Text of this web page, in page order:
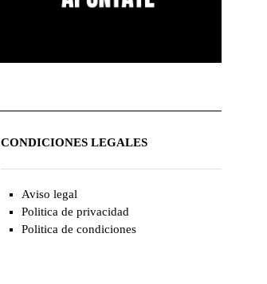
CONDICIONES LEGALES
Aviso legal
Politica de privacidad
Politica de condiciones